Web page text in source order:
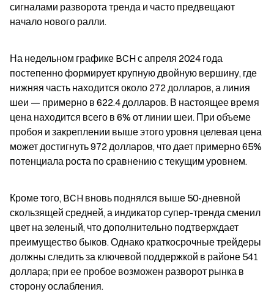
сигналами разворота тренда и часто предвещают
начало нового ралли.
На недельном графике BCH с апреля 2024 года
постепенно формирует крупную двойную вершину, где
нижняя часть находится около 272 долларов, а линия
шеи — примерно в 622.4 долларов. В настоящее время
цена находится всего в 6% от линии шеи. При объеме
пробоя и закреплении выше этого уровня целевая цена
может достигнуть 972 долларов, что дает примерно 65%
потенциала роста по сравнению с текущим уровнем.
Кроме того, BCH вновь поднялся выше 50-дневной
скользящей средней, а индикатор супер-тренда сменил
цвет на зеленый, что дополнительно подтверждает
преимущество быков. Однако краткосрочные трейдеры
должны следить за ключевой поддержкой в районе 541
доллара; при ее пробое возможен разворот рынка в
сторону ослабления.